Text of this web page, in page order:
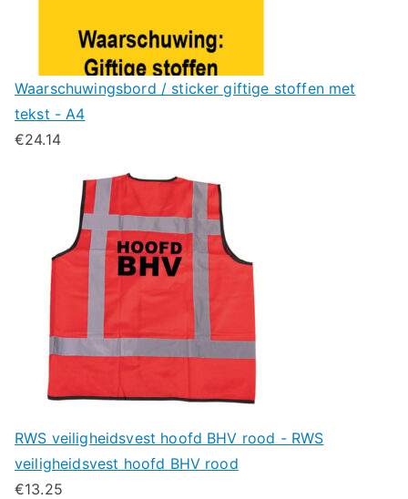
Waarschuwingsbord / sticker giftige stoffen met
tekst - A4
€24.14
RWS veiligheidsvest hoofd BHV rood - RWS
veiligheidsvest hoofd BHV rood
€13.25